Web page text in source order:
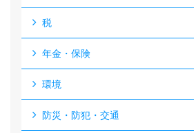
税
年金・保険
環境
防災・防犯・交通